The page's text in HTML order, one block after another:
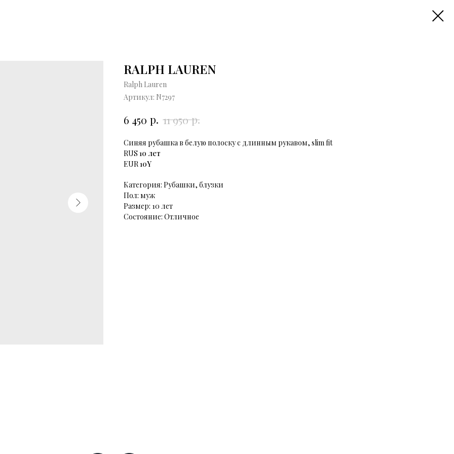
RALPH LAUREN
Ralph Lauren
Артикул: N7297
6 450 р. 11 950 р.
Синяя рубашка в белую полоску с длинным рукавом, slim fit
RUS 10 лет
EUR10Y
Категория: Рубашки, блузки
Пол: муж
Размер: 10 лет
Состояние: Отличное